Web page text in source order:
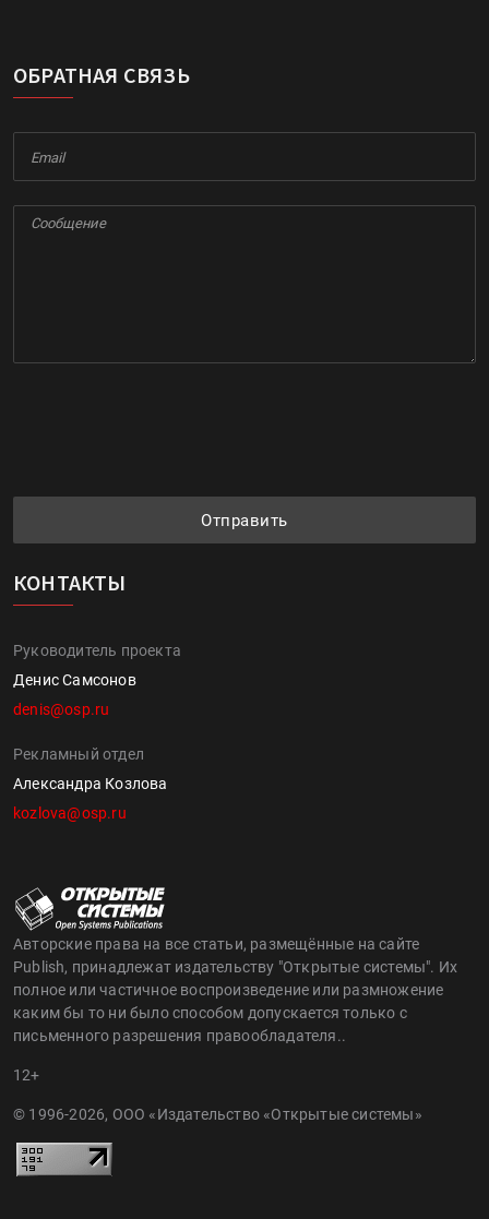
ОБРАТНАЯ СВЯЗЬ
Отправить
КОНТАКТЫ
Руководитель проекта
Денис Самсонов
denis@osp.ru
Рекламный отдел
Александра Козлова
kozlova@osp.ru
Авторские права на все статьи, размещённые на сайте
Publish, принадлежат издательству "Открытые системы". Их
полное или частичное воспроизведение или размножение
каким бы то ни было способом допускается только с
письменного разрешения правообладателя..
12+
© 1996-2026, ООО «Издательство «Открытые системы»